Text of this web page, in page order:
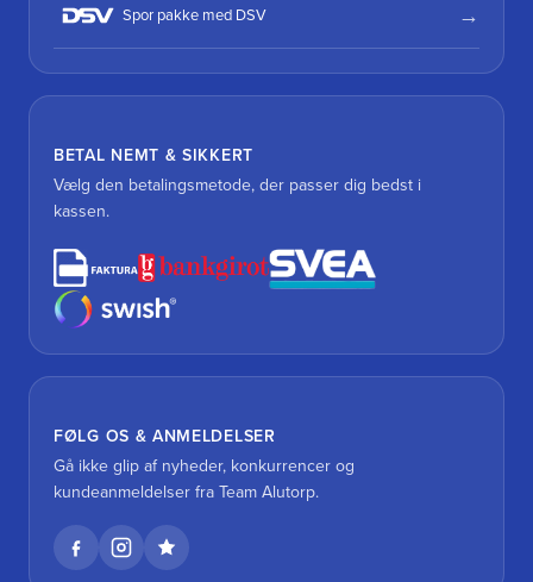
Spor pakke med DSV
BETAL NEMT & SIKKERT
Vælg den betalingsmetode, der passer dig bedst i
kassen.
FØLG OS & ANMELDELSER
Gå ikke glip af nyheder, konkurrencer og
kundeanmeldelser fra Team Alutorp.